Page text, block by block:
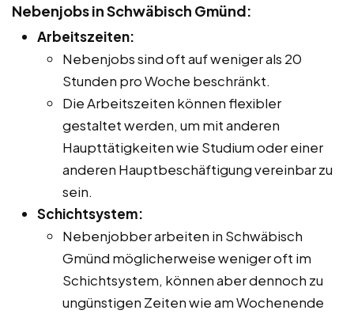
Nebenjobs in Schwäbisch Gmünd:
Arbeitszeiten:
Nebenjobs sind oft auf weniger als 20
Stunden pro Woche beschränkt.
Die Arbeitszeiten können flexibler
gestaltet werden, um mit anderen
Haupttätigkeiten wie Studium oder einer
anderen Hauptbeschäftigung vereinbar zu
sein.
Schichtsystem:
Nebenjobber arbeiten in Schwäbisch
Gmünd möglicherweise weniger oft im
Schichtsystem, können aber dennoch zu
ungünstigen Zeiten wie am Wochenende